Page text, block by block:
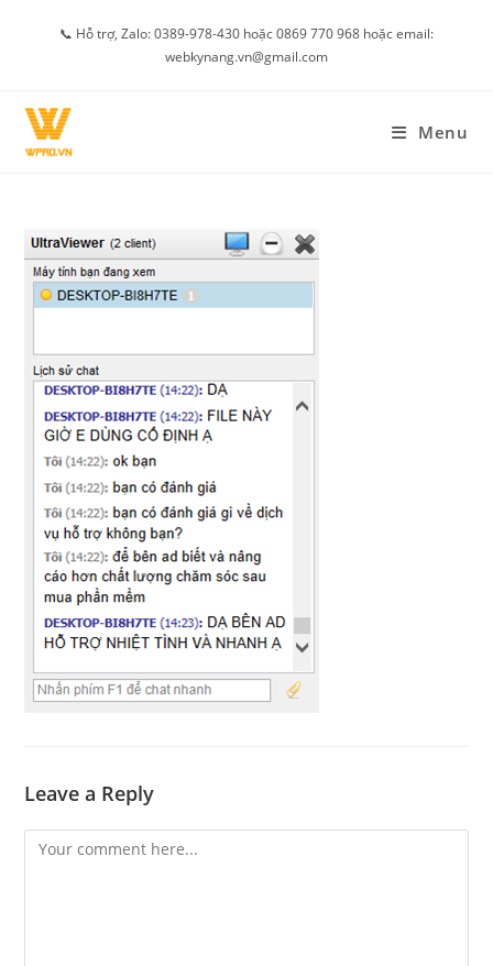
📞 Hỗ trợ, Zalo: 0389-978-430 hoặc 0869 770 968 hoặc email:
webkynang.vn@gmail.com
Menu
Leave a Reply
Comment